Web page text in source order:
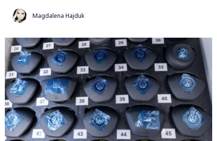
Magdalena Hajduk